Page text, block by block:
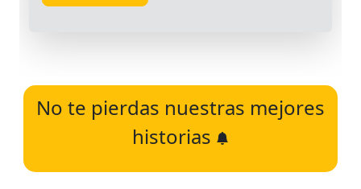
No te pierdas nuestras mejores
historias